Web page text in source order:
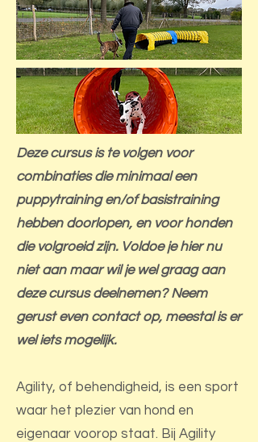
Deze cursus is te volgen voor
combinaties die minimaal een
puppytraining en/of basistraining
hebben doorlopen, en voor honden
die volgroeid zijn. Voldoe je hier nu
niet aan maar wil je wel graag aan
deze cursus deelnemen? Neem
gerust even contact op, meestal is er
wel iets mogelijk.
Agility, of behendigheid, is een sport
waar het plezier van hond en
eigenaar voorop staat. Bij Agility